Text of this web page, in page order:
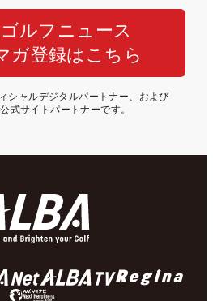
ルフニュース
ガ登録はこちら
シャルデジタルパートナー、および
式サイトパートナーです。